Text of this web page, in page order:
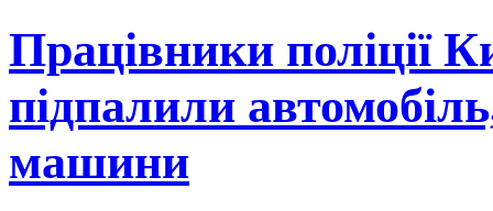
Працівники поліції
підпалили
машини